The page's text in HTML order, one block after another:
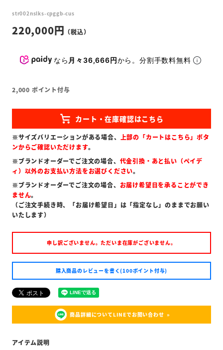
str002nslks-cpggb-cus
220,000
なら 月々36,666円から。分割手数料無料
2,000 ポイント付与
※サイズバリエーションがある場合、 上部の「カートはこちら」ボタ
ンからご確認いただけます。
※ブランドオーダーでご注文の場合、 代金引換・あと払い（ペイデ
ィ）以外のお支払い方法をお選びください。
※ブランドオーダーでご注文の場合、 お届け希望日を承ることができ
ません。
（ご注文手続き時、「お届け希望日」は「指定なし」のままでお願い
いたします）
申し訳ございません。ただいま在庫がございません。
購入商品のレビューを書く(100ポイント付与)
商品詳細についてLINEでお問い合わせ